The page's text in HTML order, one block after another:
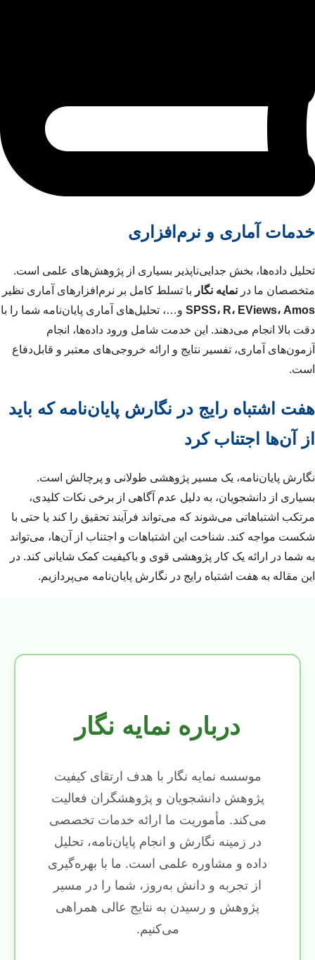
خدمات آماری و نرم‌افزاری
تحلیل داده‌ها، بخش جدایی‌ناپذیر بسیاری از پژوهش‌های علمی است.
متخصصان ما در نمایه نگار با تسلط کامل بر نرم‌افزارهای آماری نظیر
SPSS، R، EViews، Amos و…، تحلیل‌های آماری پایان‌نامه شما را با
دقت بالا انجام می‌دهند. این خدمت شامل ورود داده‌ها، انجام
آزمون‌های آماری، تفسیر نتایج و ارائه خروجی‌های معتبر و قابل‌دفاع
است.
هفت اشتباه رایج در نگارش پایان‌نامه که باید
از آن‌ها اجتناب کرد
نگارش پایان‌نامه، یک مسیر پژوهشی طولانی و پرچالش است.
بسیاری از دانشجویان، به دلیل عدم آگاهی از برخی نکات کلیدی،
مرتکب اشتباهاتی می‌شوند که می‌تواند فرآیند تحقیق را کند یا حتی با
شکست مواجه کند. شناخت این اشتباهات و اجتناب از آن‌ها، می‌تواند
به شما در ارائه یک کار پژوهشی قوی و باکیفیت کمک شایانی کند. در
این مقاله به هفت اشتباه رایج در نگارش پایان‌نامه می‌پردازیم.
درباره نمایه نگار
موسسه نمایه نگار با هدف ارتقای کیفیت
پژوهش دانشجویان و پژوهشگران فعالیت
می‌کند. مأموریت ما ارائه خدمات تخصصی
در زمینه نگارش و انجام پایان‌نامه، تحلیل
داده و مشاوره علمی است. ما با بهره‌گیری
از تجربه و دانش به‌روز، شما را در مسیر
پژوهش و رسیدن به نتایج عالی همراهی
می‌کنیم.